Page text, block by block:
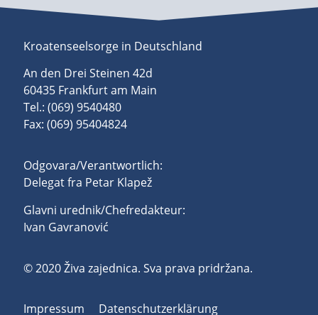
Kroatenseelsorge in Deutschland
An den Drei Steinen 42d
60435 Frankfurt am Main
Tel.: (069) 9540480
Fax: (069) 95404824
Odgovara/Verantwortlich:
Delegat fra Petar Klapež
Glavni urednik/Chefredakteur:
Ivan Gavranović
© 2020 Živa zajednica. Sva prava pridržana.
Impressum
Datenschutzerklärung